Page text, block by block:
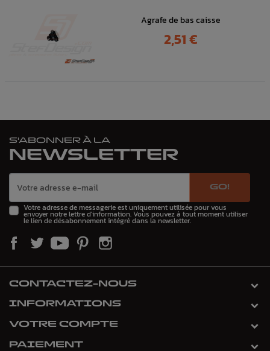
Agrafe de bas caisse
Prix
2,51 €
S'ABONNER À LA
NEWSLETTER
GO!
Votre adresse de messagerie est uniquement utilisée pour vous
envoyer notre lettre d'information. Vous pouvez à tout moment utiliser
le lien de désabonnement intégré dans la newsletter.
CONTACTEZ-NOUS
INFORMATIONS
VOTRE COMPTE
PAIEMENT